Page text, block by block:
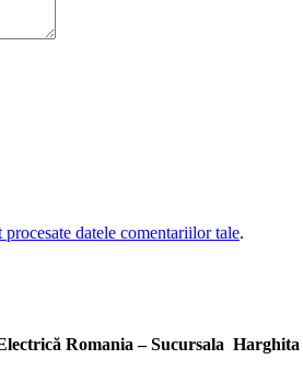
datele comentariilor tale.
Romania – Sucursala Harghita